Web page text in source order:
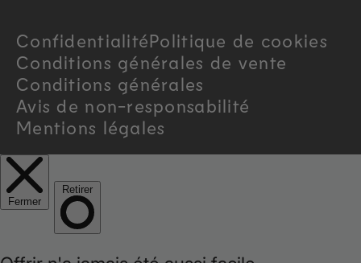
y
/
r
e
g
ConfidentialitéPolitique de cookies
Conditions générales de vente
Conditions générales
Avis de non-responsabilité
Mentions légales